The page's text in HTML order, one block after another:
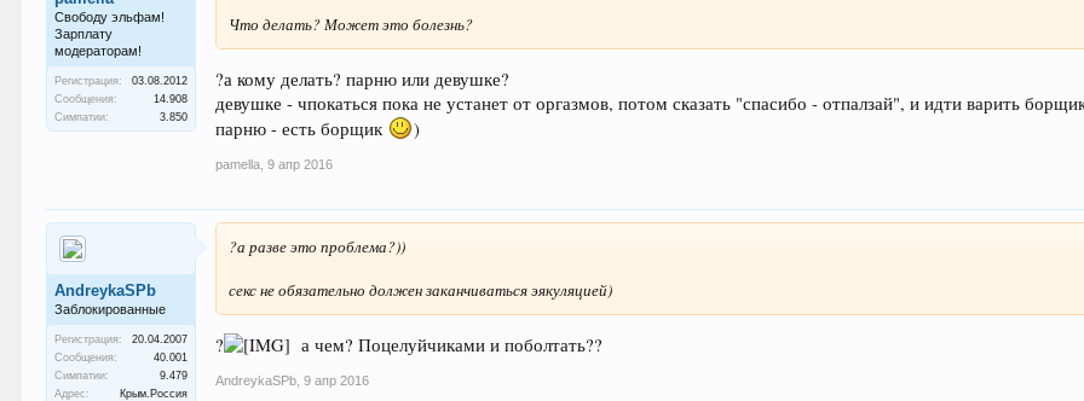
Свободу эльфам!
Зарплату
модераторам!
Регистрация:
03.08.2012
Сообщения:
14.908
Симпатии:
3.850
Что делать? Может это болезнь?
?а кому делать? парню или девушке?
девушке - чпокаться пока не устанет от оргазмов, потом сказать "спасибо - отпалзай", и идти варить
парню - есть борщик
)
pamella 9 апр 2016
AndreykaSPb
Заблокированные
Регистрация:
20.04.2007
Сообщения:
40.001
Симпатии:
9.479
Адрес:
Крым.Россия
?а разве это проблема?))
секс не обязательно должен заканчиваться эякуляцией)
? а чем? Поцелуйчиками и поболтать??
AndreykaSPb 9 апр 2016